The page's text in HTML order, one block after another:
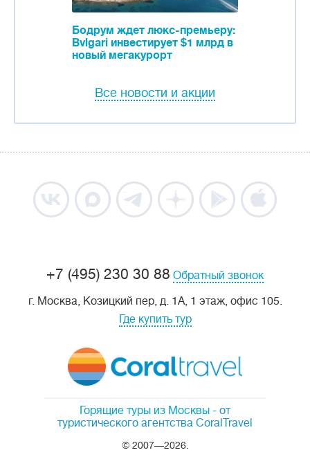
Бодрум ждет люкс-премьеру:
Bvlgari инвестирует $1 млрд в
новый мегакурорт
Все новости и акции
Горящие туры из Москвы - от
туристического агентства CoralTravel
© 2007—2026.
+7 (495) 230 30 88 Обратный звонок
г. Москва, Козицкий пер, д. 1А, 1 этаж, офис 105.
Где купить тур